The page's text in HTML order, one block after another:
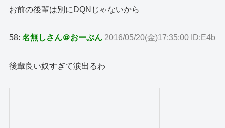
お前の後輩は別にDQNじゃないから
58:名無しさん＠おーぷん 2016/05/20(金)17:35:00 ID:E4b
後輩良い奴すぎて涙出るわ